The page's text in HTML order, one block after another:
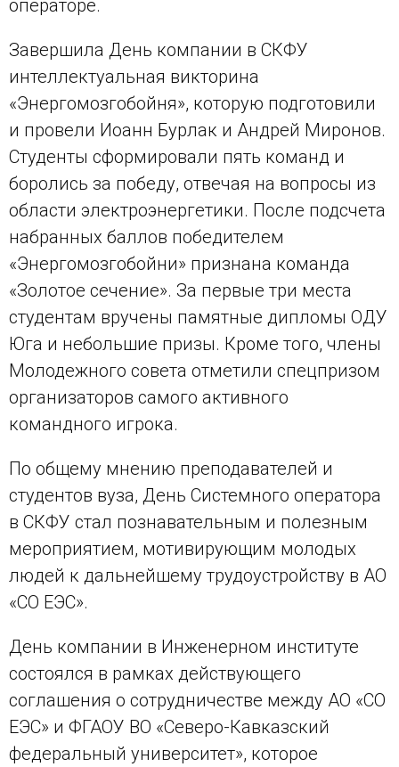
операторе.
Завершила День компании в СКФУ
интеллектуальная викторина
«Энергомозгобойня», которую подготовили
и провели Иоанн Бурлак и Андрей Миронов.
Студенты сформировали пять команд и
боролись за победу, отвечая на вопросы из
области электроэнергетики. После подсчета
набранных баллов победителем
«Энергомозгобойни» признана команда
«Золотое сечение». За первые три места
студентам вручены памятные дипломы ОДУ
Юга и небольшие призы. Кроме того, члены
Молодежного совета отметили спецпризом
организаторов самого активного
командного игрока.
По общему мнению преподавателей и
студентов вуза, День Системного оператора
в СКФУ стал познавательным и полезным
мероприятием, мотивирующим молодых
людей к дальнейшему трудоустройству в АО
«СО ЕЭС».
День компании в Инженерном институте
состоялся в рамках действующего
соглашения о сотрудничестве между АО «СО
ЕЭС» и ФГАОУ ВО «Северо-Кавказский
федеральный университет», которое